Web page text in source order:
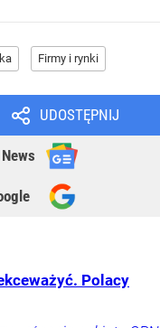
Firmy i rynki
UDOSTĘPNIJ
Polacy